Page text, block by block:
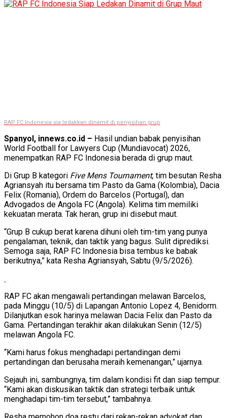
RAP FC Indonesia sia ledakkan dinamit di penyisihan grup
Spanyol, innews.co.id – Hasil undian babak penyisihan
World Football for Lawyers Cup (Mundiavocat) 2026,
menempatkan RAP FC Indonesia berada di grup maut.
Di Grup B kategori Five Mens Tournament, tim besutan Resha
Agriansyah itu bersama tim Pasto da Gama (Kolombia), Dacia
Felix (Romania), Ordem do Barcelos (Portugal), dan
Advogados de Angola FC (Angola). Kelima tim memiliki
kekuatan merata. Tak heran, grup ini disebut maut.
“Grup B cukup berat karena dihuni oleh tim-tim yang punya
pengalaman, teknik, dan taktik yang bagus. Sulit diprediksi.
Semoga saja, RAP FC Indonesia bisa tembus ke babak
berikutnya,” kata Resha Agriansyah, Sabtu (9/5/2026).
RAP FC akan mengawali pertandingan melawan Barcelos,
pada Minggu (10/5) di Lapangan Antonio Lopez 4, Benidorm.
Dilanjutkan esok harinya melawan Dacia Felix dan Pasto da
Gama. Pertandingan terakhir akan dilakukan Senin (12/5)
melawan Angola FC.
“Kami harus fokus menghadapi pertandingan demi
pertandingan dan berusaha meraih kemenangan,” ujarnya.
Sejauh ini, sambungnya, tim dalam kondisi fit dan siap tempur.
“Kami akan diskusikan taktik dan strategi terbaik untuk
menghadapi tim-tim tersebut,” tambahnya.